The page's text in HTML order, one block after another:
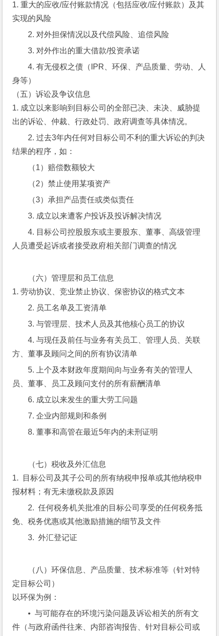
1. 重大的应收/应付账款情况（包括应收/应付账款）及其
实现的风险
2. 对外担保情况以及代偿风险、追偿风险
3. 对外作出的重大借款/投资承诺
4. 有无侵权之债（IPR、环保、产品质量、劳动、人
身等）
（五）诉讼及争议信息
1. 成立以来影响到目标公司的全部已决、未决、威胁提
出的诉讼、仲裁、行政处罚、政府调查等具体情况。
2. 过去3年内任何对目标公司不利的重大诉讼的判决
结果的程序，如：
（1）赔偿数额较大
（2）禁止使用某项资产
（3）承担产品责任或类似责任
3. 成立以来遭客户投诉及投诉解决情况
4. 目标公司控股股东或主要股东、董事、高级管理
人员遭受起诉或者接受政府相关部门调查的情况
（六）管理层和员工信息
1. 劳动协议、竞业禁止协议、保密协议的格式文本
2. 员工名单及工资清单
3. 与管理层、技术人员及其他核心员工的协议
4. 与现任及前任与业务有关员工、管理人员、关联
方、董事及顾问之间的所有协议清单
5. 上个及本财政年度期间向与业务有关的管理人
员、董事、员工及顾问支付的所有薪酬清单
6. 成立以来发生的重大劳工问题
7. 企业内部规则和条例
8. 董事和高管在最近5年内的未刑证明
（七）税收及外汇信息
1.  目标公司及其子公司的所有纳税申报单或其他纳税申
报材料；有无未缴税款及原因
2.  任何税务机关批准的目标公司享受的任何税务抵
免、税务优惠或其他激励措施的细节及文件
3.  外汇登记证
（八）环保信息、产品质量、技术标准等（针对特
定目标公司）
以环保为例：
•  与可能存在的环境污染问题及诉讼相关的所有文
件（与政府函件往来、内部咨询报告、针对目标公司或